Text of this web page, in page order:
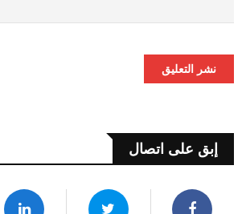
نشر التعليق
إبق على اتصال